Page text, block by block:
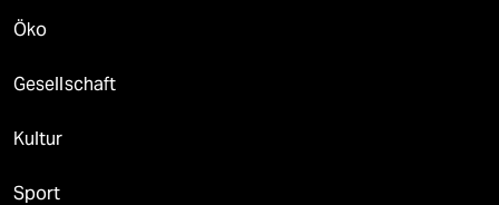
Öko
Gesellschaft
Kultur
Sport